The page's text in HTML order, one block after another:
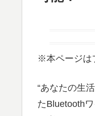
※本ページは
“あなたの生
たBluetooth